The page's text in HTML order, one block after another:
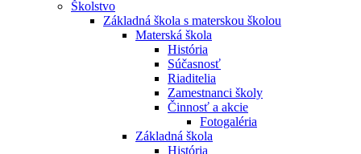
Školstvo
Základná škola s materskou školou
Materská škola
História
Súčasnosť
Riaditelia
Zamestnanci školy
Činnosť a akcie
Fotogaléria
Základná škola
História